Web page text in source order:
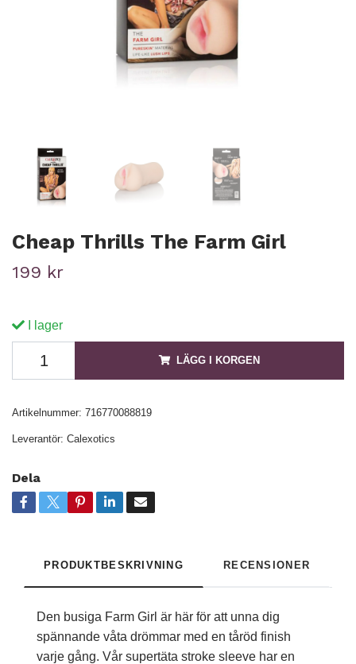
Cheap Thrills The Farm Girl
199 kr
I lager
LÄGG I KORGEN
Artikelnummer: 716770088819
Leverantör: Calexotics
Dela
PRODUKTBESKRIVNING RECENSIONER
Den busiga Farm Girl är här för att unna dig
spännande våta drömmar med en tåröd finish
varje gång. Vår supertäta stroke sleeve har en